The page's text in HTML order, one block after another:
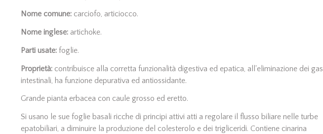
Nome comune: carciofo, articiocco.
Nome inglese: artichoke.
Parti usate: foglie.
Proprietà: contribuisce alla corretta funzionalità digestiva ed epatica, all'eliminazione dei gas
intestinali, ha funzione depurativa ed antiossidante.
Grande pianta erbacea con caule grosso ed eretto.
Si usano le sue foglie basali ricche di principi attivi atti a regolare il flusso biliare nelle turbe
epatobiliari, a diminuire la produzione del colesterolo e dei trigliceridi. Contiene cinarina